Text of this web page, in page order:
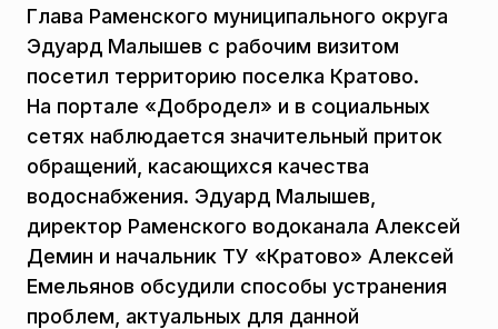
Глава Раменского муниципального округа
Эдуард Малышев с рабочим визитом
посетил территорию поселка Кратово.
На портале «Добродел» и в социальных
сетях наблюдается значительный приток
обращений, касающихся качества
водоснабжения. Эдуард Малышев,
директор Раменского водоканала Алексей
Демин и начальник ТУ «Кратово» Алексей
Емельянов обсудили способы устранения
проблем, актуальных для данной